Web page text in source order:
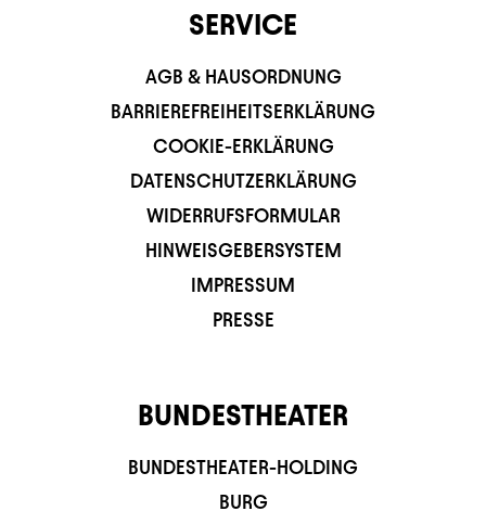
SERVICE
AGB & HAUSORDNUNG
BARRIEREFREIHEITSERKLÄRUNG
COOKIE-ERKLÄRUNG
DATENSCHUTZERKLÄRUNG
WIDERRUFSFORMULAR
HINWEISGEBERSYSTEM
IMPRESSUM
PRESSE
BUNDESTHEATER
BUNDESTHEATER-HOLDING
BURG